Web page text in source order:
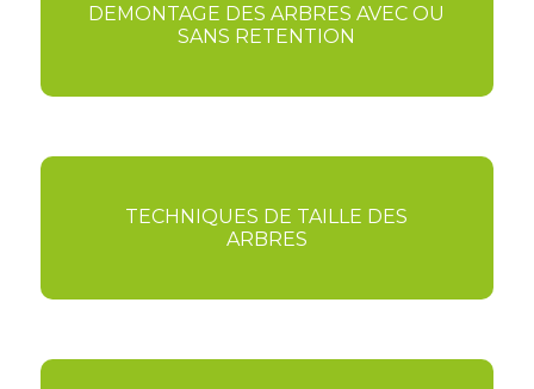
DEMONTAGE DES ARBRES AVEC OU
SANS RETENTION
TECHNIQUES DE TAILLE DES
ARBRES